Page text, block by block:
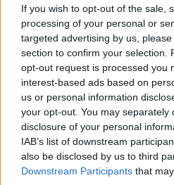
If you wish to opt-out of the sale,
processing of your personal or
targeted advertising by us,
section to confirm your selection.
opt-out request is processed you
interest-based ads based on
us or personal information
your opt-out. You may separately
disclosure of your personal
IAB’s list of downstream
also be disclosed by us to third
Downstream Participants that
Orvos válaszol
2011. április 14. 14:43
Módosítva: 2015. november
Megosztás
Küldés
Egészségkalauz
Egészségkalauz